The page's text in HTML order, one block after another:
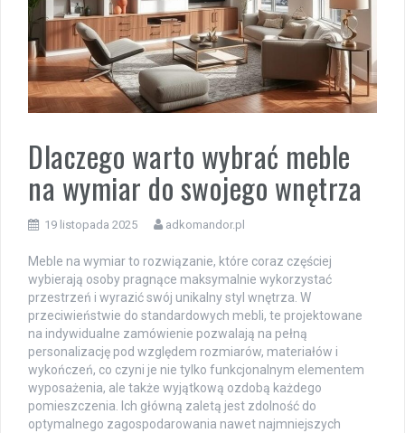
Dlaczego warto wybrać meble
na wymiar do swojego wnętrza
19 listopada 2025 adkomandor.pl
Meble na wymiar to rozwiązanie, które coraz częściej
wybierają osoby pragnące maksymalnie wykorzystać
przestrzeń i wyrazić swój unikalny styl wnętrza. W
przeciwieństwie do standardowych mebli, te projektowane
na indywidualne zamówienie pozwalają na pełną
personalizację pod względem rozmiarów, materiałów i
wykończeń, co czyni je nie tylko funkcjonalnym elementem
wyposażenia, ale także wyjątkową ozdobą każdego
pomieszczenia. Ich główną zaletą jest zdolność do
optymalnego zagospodarowania nawet najmniejszych